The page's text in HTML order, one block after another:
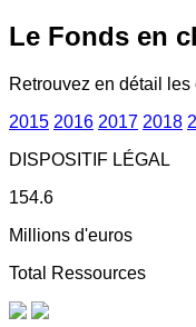
Le Fonds en
Retrouvez en détail
2015 2016 2017 2018
DISPOSITIF LÉGAL
154.6
Millions d'euros
Total Ressources